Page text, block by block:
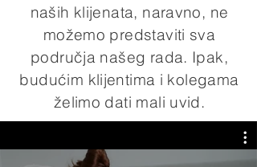
naših klijenata, naravno, ne
možemo predstaviti sva
područja našeg rada. Ipak,
budućim klijentima i kolegama
želimo dati mali uvid.